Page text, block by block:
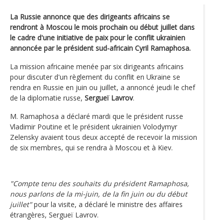
La Russie annonce que des dirigeants africains se
rendront à Moscou le mois prochain ou début juillet dans
le cadre d'une initiative de paix pour le conflit ukrainien
annoncée par le président sud-africain Cyril Ramaphosa.
La mission africaine menée par six dirigeants africains
pour discuter d'un règlement du conflit en Ukraine se
rendra en Russie en juin ou juillet, a annoncé jeudi le chef
de la diplomatie russe, Sergueï Lavrov.
M. Ramaphosa a déclaré mardi que le président russe
Vladimir Poutine et le président ukrainien Volodymyr
Zelensky avaient tous deux accepté de recevoir la mission
de six membres, qui se rendra à Moscou et à Kiev.
"Compte tenu des souhaits du président Ramaphosa,
nous parlons de la mi-juin, de la fin juin ou du début
juillet"pour la visite, a déclaré le ministre des affaires
étrangères, Sergueï Lavrov.